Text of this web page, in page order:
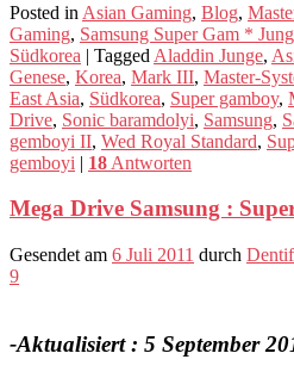
Posted in Asian Gaming, Blog,
Gaming, Samsung Super Gam *
Südkorea | Tagged Aladdin Junge,
Genese, Korea, Mark III, Master-
East Asia, Südkorea, Super gamboy,
Drive, Sonic baramdolyi, Samsung,
gemboyi II, Wed Royal Standard,
gemboyi | 18 Antworten
Mega Drive Samsung :
Gesendet am 6 Juli 2011 durch
9
-Aktualisiert : 5 September